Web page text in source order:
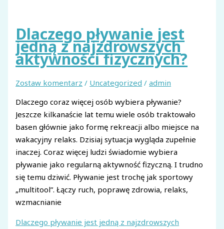
Dlaczego pływanie jest
jedną z najzdrowszych
aktywności fizycznych?
Zostaw komentarz / Uncategorized /admin
Dlaczego coraz więcej osób wybiera pływanie?
Jeszcze kilkanaście lat temu wiele osób traktowało
basen głównie jako formę rekreacji albo miejsce na
wakacyjny relaks. Dzisiaj sytuacja wygląda zupełnie
inaczej. Coraz więcej ludzi świadomie wybiera
pływanie jako regularną aktywność fizyczną. I trudno
się temu dziwić. Pływanie jest trochę jak sportowy
„multitool”. Łączy ruch, poprawę zdrowia, relaks,
wzmacnianie
Dlaczego pływanie jest jedną z najzdrowszych